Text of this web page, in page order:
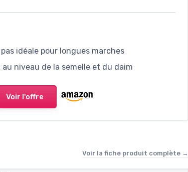
idéale pour longues marches
niveau de la semelle et du daim
Voir l'offre
Voir la fiche produit complète →